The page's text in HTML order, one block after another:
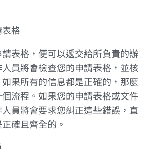
格
表格，便可以遞交給所負責的辦
員將會檢查您的申請表格，並核
果所有的信息都是正確的，那麼
流程。如果您的申請表格或文件
員將會要求您糾正這些錯誤，直
確且齊全的。